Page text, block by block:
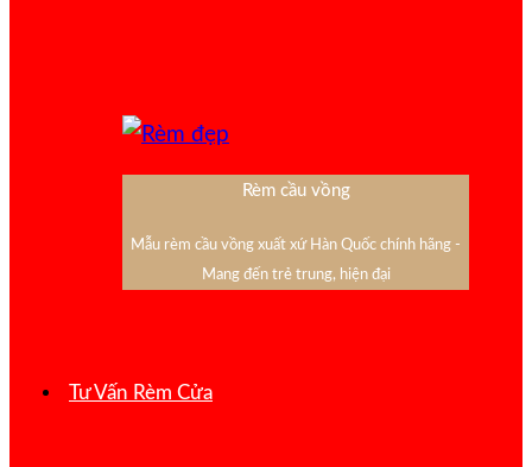
Rèm cầu vồng
Mẫu rèm cầu vồng xuất xứ Hàn Quốc chính hãng -
Mang đến trẻ trung, hiện đại
Tư Vấn Rèm Cửa